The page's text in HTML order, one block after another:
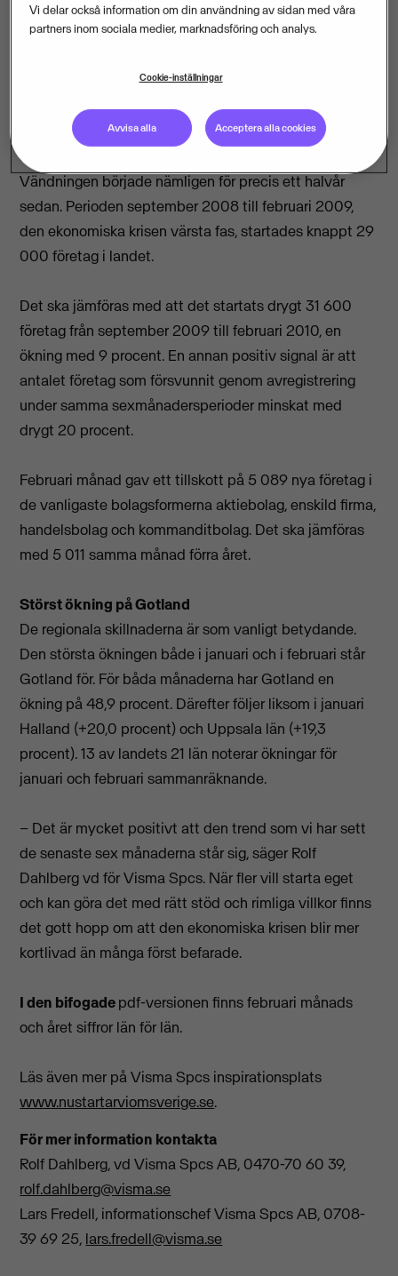
Under januari och februari registrerades 11 024 nya
Det ger en ökning med 6,4 procent, vilket innebär att
en sex månader lång positiv trend står sig.
Sex positiva månader
Vändningen började nämligen för precis ett halvår
sedan. Perioden september 2008 till februari 2009,
den ekonomiska krisen värsta fas, startades knappt 29
000 företag i landet.
Det ska jämföras med att det startats drygt 31 600
företag från september 2009 till februari 2010, en
ökning med 9 procent. En annan positiv signal är att
antalet företag som försvunnit genom avregistrering
under samma sexmånadersperioder minskat med
drygt 20 procent.
Februari månad gav ett tillskott på 5 089 nya företag i
de vanligaste bolagsformerna aktiebolag, enskild firma,
handelsbolag och kommanditbolag. Det ska jämföras
med 5 011 samma månad förra året.
Störst ökning på Gotland
De regionala skillnaderna är som vanligt betydande.
Den största ökningen både i januari och i februari står
Gotland för. För båda månaderna har Gotland en
ökning på 48,9 procent. Därefter följer liksom i januari
Halland (+20,0 procent) och Uppsala län (+19,3
procent). 13 av landets 21 län noterar ökningar för
januari och februari sammanräknande.
– Det är mycket positivt att den trend som vi har sett
de senaste sex månaderna står sig, säger Rolf
Dahlberg vd för Visma Spcs. När fler vill starta eget
och kan göra det med rätt stöd och rimliga villkor finns
det gott hopp om att den ekonomiska krisen blir mer
kortlivad än många först befarade.
I den bifogadepdf-versionen finns februari månads
och året siffror län för län.
Läs även mer på Visma Spcs inspirationsplats
www.nustartarviomsverige.se.
För mer information kontakta
Rolf Dahlberg, vd Visma Spcs AB, 0470-70 60 39,
rolf.dahlberg@visma.se
Lars Fredell, informationschef Visma Spcs AB, 0708-
39 69 25, lars.fredell@visma.se
Vi delar också information om din användning av sidan med våra
partners inom sociala medier, marknadsföring och analys.
Cookie-inställningar
Avvisa alla Acceptera alla cookies